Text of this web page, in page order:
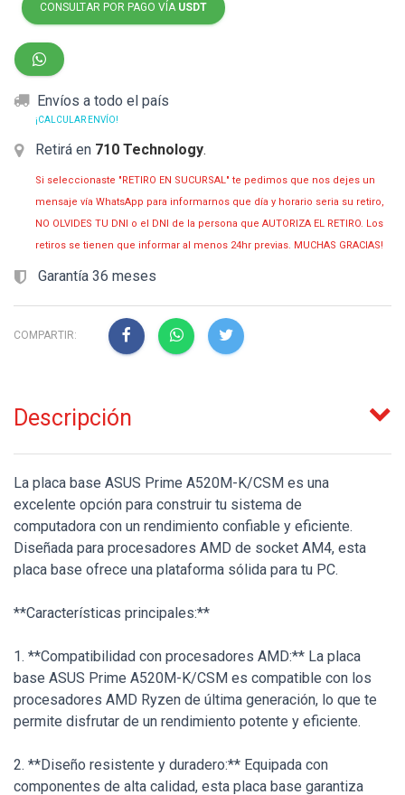
CONSULTAR POR PAGO VÍA USDT
Envíos a todo el país
¡CALCULAR ENVÍO!
Retirá en 710 Technology.
Si seleccionaste "RETIRO EN SUCURSAL" te pedimos que nos dejes un
mensaje vía WhatsApp para informarnos que día y horario seria su retiro,
NO OLVIDES TU DNI o el DNI de la persona que AUTORIZA EL RETIRO. Los
retiros se tienen que informar al menos 24hr previas. MUCHAS GRACIAS!
Garantía 36 meses
COMPARTIR:
Descripción
La placa base ASUS Prime A520M-K/CSM es una
excelente opción para construir tu sistema de
computadora con un rendimiento confiable y eficiente.
Diseñada para procesadores AMD de socket AM4, esta
placa base ofrece una plataforma sólida para tu PC.
**Características principales:**
1. **Compatibilidad con procesadores AMD:** La placa
base ASUS Prime A520M-K/CSM es compatible con los
procesadores AMD Ryzen de última generación, lo que te
permite disfrutar de un rendimiento potente y eficiente.
2. **Diseño resistente y duradero:** Equipada con
componentes de alta calidad, esta placa base garantiza